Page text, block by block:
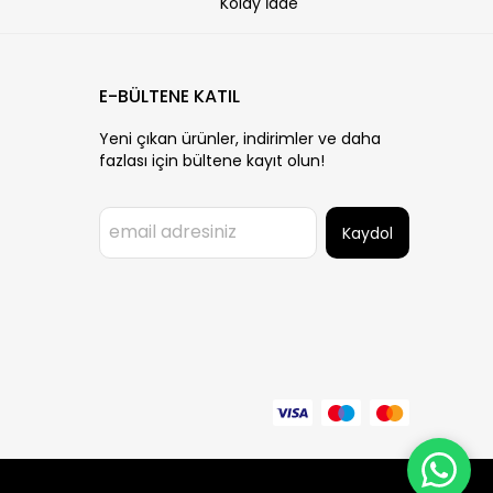
E-BÜLTENE KATIL
Yeni çıkan ürünler, indirimler ve daha
fazlası için bültene kayıt olun!
Kaydol